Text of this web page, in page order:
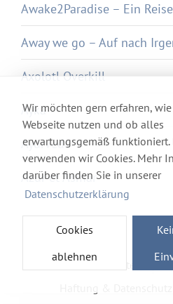
Wir möchten gern erfahren,
Webseite nutzen und ob alles
erwartungsgemäß funktioniert.
verwenden wir Cookies. Mehr
darüber finden Sie in unserer
Datenschutzerklärung
Cookies
ablehnen
Awake2Paradise – Ein
Away we go – Auf nach
Axolotl Overkill
Ayka
Ayurveda
Azur et Asmar
Newsletter